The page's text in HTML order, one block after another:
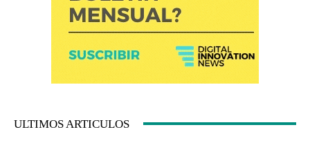
ULTIMOS ARTICULOS